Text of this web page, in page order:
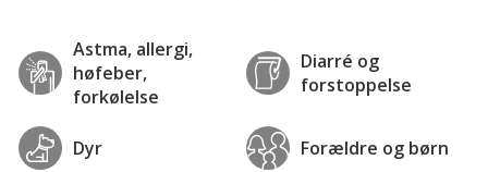
Astma, allergi,
høfeber,
forkølelse
Diarré og
forstoppelse
Dyr Forældre og børn